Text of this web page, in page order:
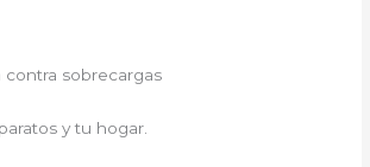
sobrecargas
y tu hogar.